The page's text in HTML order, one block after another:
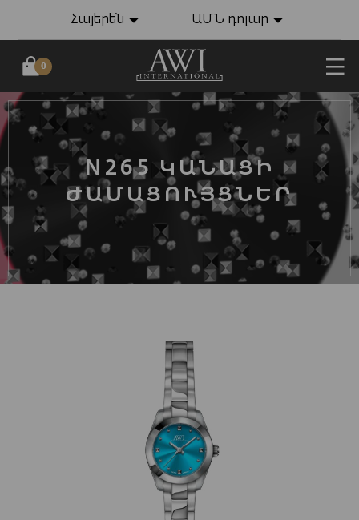
Հայերեն ԱՄՆ դոլար
0
N265 ԿԱՆԱՑԻ
ԺԱՄԱՑՈՒՅՑՆԵՐ